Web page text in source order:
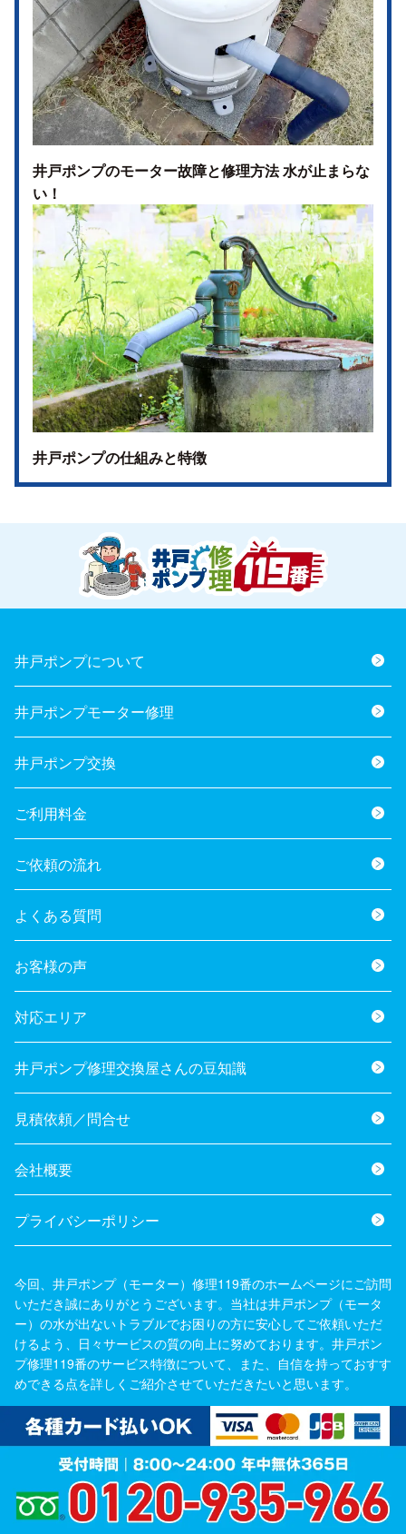
井戸ポンプのモーター故障と修理方法 水が止まらな
い！
井戸ポンプの仕組みと特徴
井戸ポンプについて
井戸ポンプモーター修理
井戸ポンプ交換
ご利用料金
ご依頼の流れ
よくある質問
お客様の声
対応エリア
井戸ポンプ修理交換屋さんの豆知識
見積依頼／問合せ
会社概要
プライバシーポリシー
今回、井戸ポンプ（モーター）修理119番のホームページにご訪問
いただき誠にありがとうございます。当社は井戸ポンプ（モータ
ー）の水が出ないトラブルでお困りの方に安心してご依頼いただ
けるよう、日々サービスの質の向上に努めております。井戸ポン
プ修理119番のサービス特徴について、また、自信を持っておすす
めできる点を詳しくご紹介させていただきたいと思います。
もっと見る
©水が出ない井戸ポンプ修理交換【緊急119番】 all rights reserve
d.